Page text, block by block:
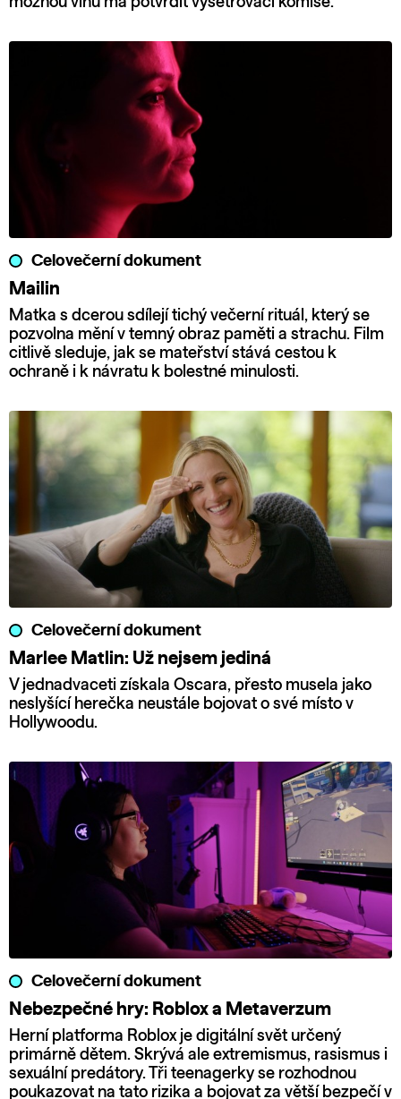
Celovečerní dokument
Mailin
Matka s dcerou sdílejí tichý večerní rituál, který se
pozvolna mění v temný obraz paměti a strachu. Film
citlivě sleduje, jak se mateřství stává cestou k
ochraně i k návratu k bolestné minulosti.
Celovečerní dokument
Marlee Matlin: Už nejsem jediná
V jednadvaceti získala Oscara, přesto musela jako
neslyšící herečka neustále bojovat o své místo v
Hollywoodu.
Celovečerní dokument
Nebezpečné hry: Roblox a Metaverzum
Herní platforma Roblox je digitální svět určený
primárně dětem. Skrývá ale extremismus, rasismus i
sexuální predátory. Tři teenagerky se rozhodnou
poukazovat na tato rizika a bojovat za větší bezpečí v